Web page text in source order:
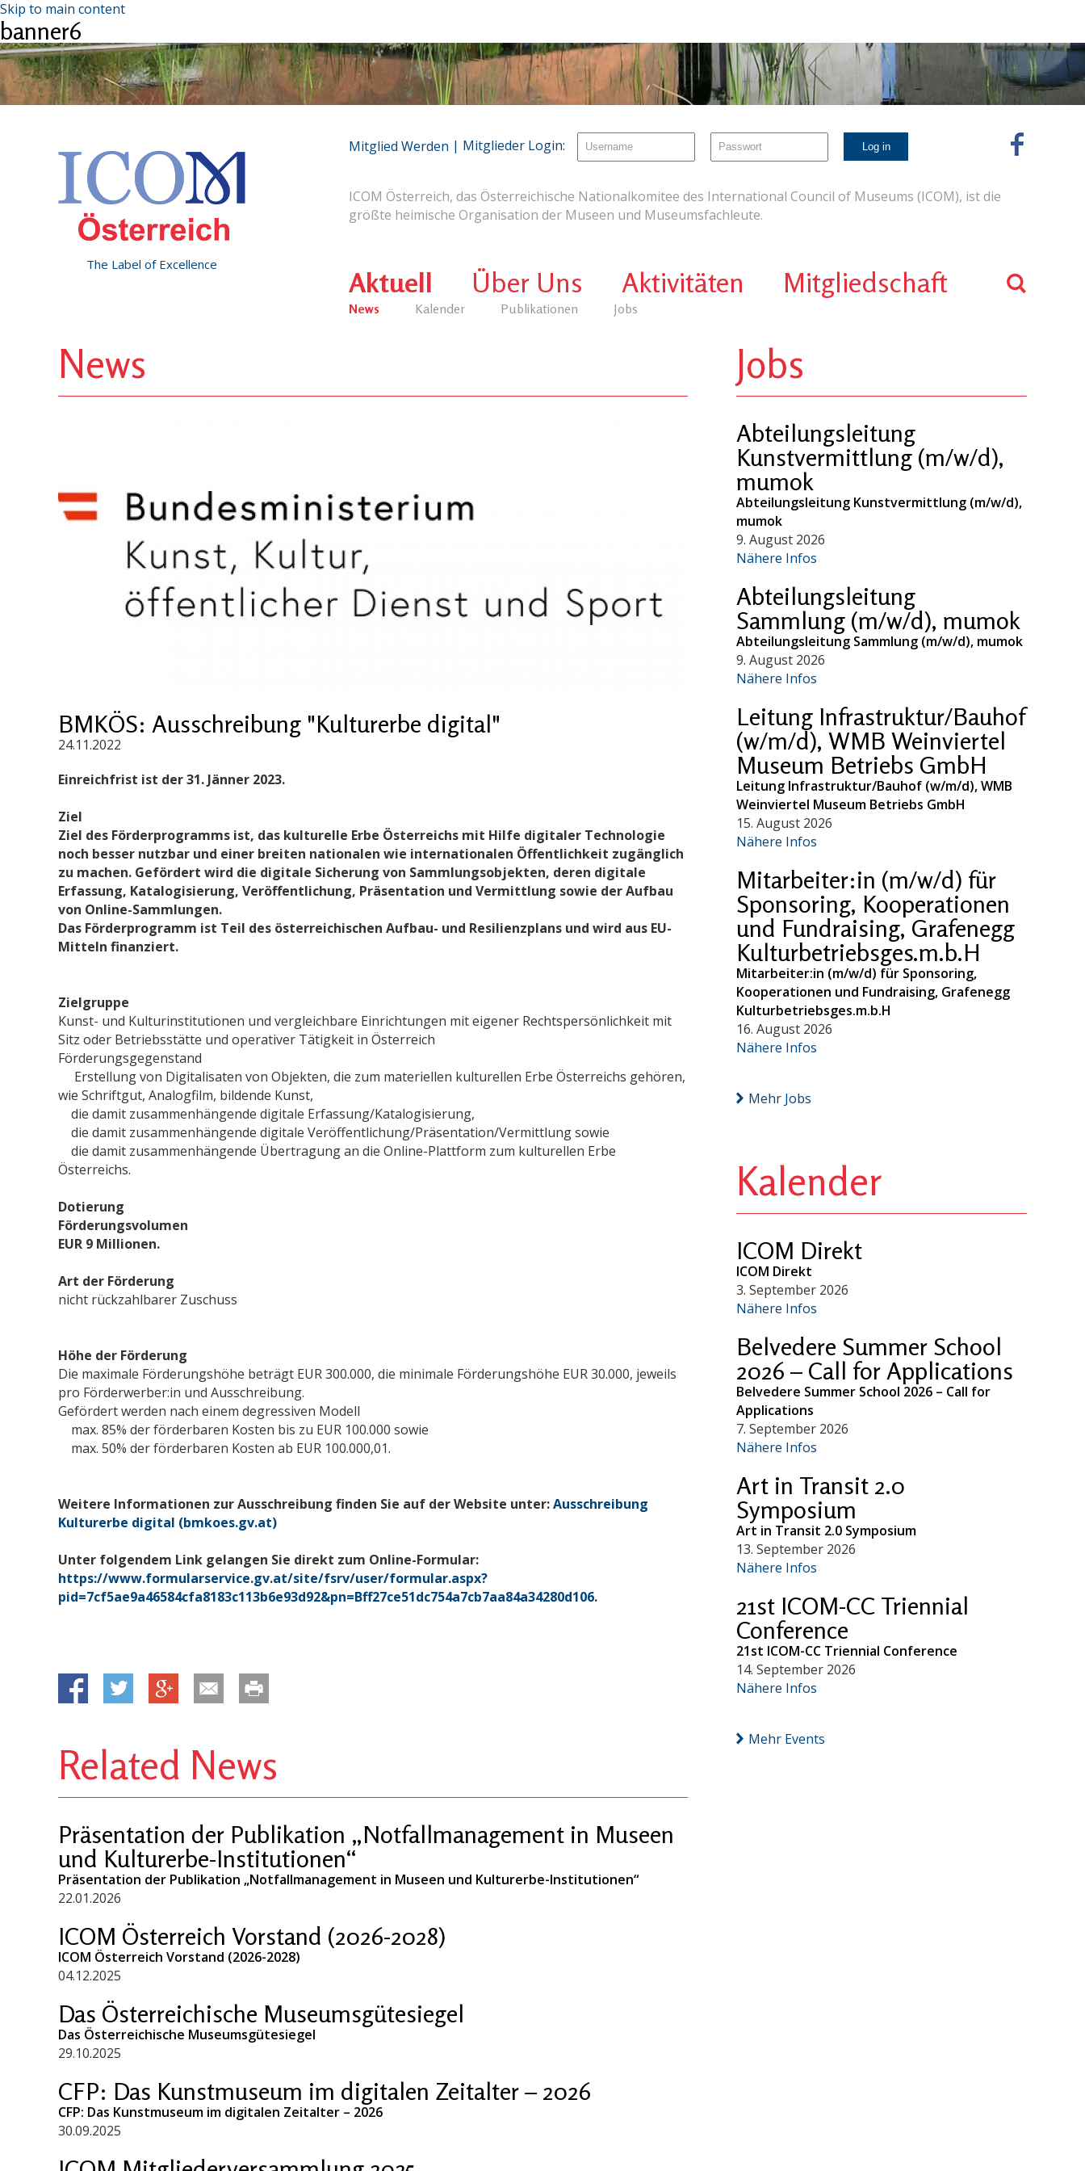
Skip to main content
banner6
The Label of Excellence
ICOM Österreich, das Österreichische Nationalkomitee des International Council of Museums (ICOM), ist die
größte heimische Organisation der Museen und Museumsfachleute.
Aktuell
News Kalender Publikationen Jobs
Über Uns Aktivitäten Mitgliedschaft
Mitglied Werden | Mitglieder Login:
News
BMKÖS: Ausschreibung "Kulturerbe digital"
24.11.2022
Einreichfrist ist der 31. Jänner 2023.
Ziel
Ziel des Förderprogramms ist, das kulturelle Erbe Österreichs mit Hilfe digitaler Technologie
noch besser nutzbar und einer breiten nationalen wie internationalen Öffentlichkeit zugänglich
zu machen. Gefördert wird die digitale Sicherung von Sammlungsobjekten, deren digitale
Erfassung, Katalogisierung, Veröffentlichung, Präsentation und Vermittlung sowie der Aufbau
von Online-Sammlungen.
Das Förderprogramm ist Teil des österreichischen Aufbau- und Resilienzplans und wird aus EU-
Mitteln finanziert.
Zielgruppe
Kunst- und Kulturinstitutionen und vergleichbare Einrichtungen mit eigener Rechtspersönlichkeit mit
Sitz oder Betriebsstätte und operativer Tätigkeit in Österreich
Förderungsgegenstand
Erstellung von Digitalisaten von Objekten, die zum materiellen kulturellen Erbe Österreichs gehören,
wie Schriftgut, Analogfilm, bildende Kunst,
die damit zusammenhängende digitale Erfassung/Katalogisierung,
die damit zusammenhängende digitale Veröffentlichung/Präsentation/Vermittlung sowie
die damit zusammenhängende Übertragung an die Online-Plattform zum kulturellen Erbe
Österreichs.
Dotierung
Förderungsvolumen
EUR 9 Millionen.
Art der Förderung
nicht rückzahlbarer Zuschuss
Höhe der Förderung
Die maximale Förderungshöhe beträgt EUR 300.000, die minimale Förderungshöhe EUR 30.000, jeweils
pro Förderwerber:in und Ausschreibung.
Gefördert werden nach einem degressiven Modell
max. 85% der förderbaren Kosten bis zu EUR 100.000 sowie
max. 50% der förderbaren Kosten ab EUR 100.000,01.
Weitere Informationen zur Ausschreibung finden Sie auf der Website unter:Ausschreibung
Kulturerbe digital (bmkoes.gv.at)
Unter folgendem Link gelangen Sie direkt zum Online-Formular:
https://www.formularservice.gv.at/site/fsrv/user/formular.aspx?
pid=7cf5ae9a46584cfa8183c113b6e93d92&pn=Bff27ce51dc754a7cb7aa84a34280d106.
Related News
Präsentation der Publikation „Notfallmanagement in Museen
und Kulturerbe-Institutionen“
Präsentation der Publikation „Notfallmanagement in Museen und Kulturerbe-Institutionen“
22.01.2026
ICOM Österreich Vorstand (2026-2028)
ICOM Österreich Vorstand (2026-2028)
04.12.2025
Das Österreichische Museumsgütesiegel
Das Österreichische Museumsgütesiegel
29.10.2025
CFP: Das Kunstmuseum im digitalen Zeitalter – 2026
CFP: Das Kunstmuseum im digitalen Zeitalter – 2026
30.09.2025
Jobs
Abteilungsleitung
Kunstvermittlung (m/w/d),
mumok
Abteilungsleitung Kunstvermittlung (m/w/d),
mumok
9. August 2026
Nähere Infos
Abteilungsleitung
Sammlung (m/w/d), mumok
Abteilungsleitung Sammlung (m/w/d), mumok
9. August 2026
Nähere Infos
Leitung Infrastruktur/Bauhof
(w/m/d), WMB Weinviertel
Museum Betriebs GmbH
Leitung Infrastruktur/Bauhof (w/m/d), WMB
Weinviertel Museum Betriebs GmbH
15. August 2026
Nähere Infos
Mitarbeiter:in (m/w/d) für
Sponsoring, Kooperationen
und Fundraising, Grafenegg
Kulturbetriebsges.m.b.H
Mitarbeiter:in (m/w/d) für Sponsoring,
Kooperationen und Fundraising, Grafenegg
Kulturbetriebsges.m.b.H
16. August 2026
Nähere Infos
Mehr Jobs
Kalender
ICOM Direkt
ICOM Direkt
3. September 2026
Nähere Infos
Belvedere Summer School
2026 – Call for Applications
Belvedere Summer School 2026 – Call for
Applications
7. September 2026
Nähere Infos
Art in Transit 2.0
Symposium
Art in Transit 2.0 Symposium
13. September 2026
Nähere Infos
21st ICOM-CC Triennial
Conference
21st ICOM-CC Triennial Conference
14. September 2026
Nähere Infos
Mehr Events